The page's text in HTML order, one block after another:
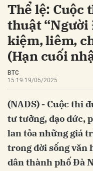
Thể lệ: Cuộc
thuật “Người
kiệm, liêm,
(Hạn cuối
BTC
15:19 19/05/2025
(NADS) - Cuộc thi
tư tưởng, đạo đức,
lan tỏa những giá
trong đời sống văn
dân thành phố Đà